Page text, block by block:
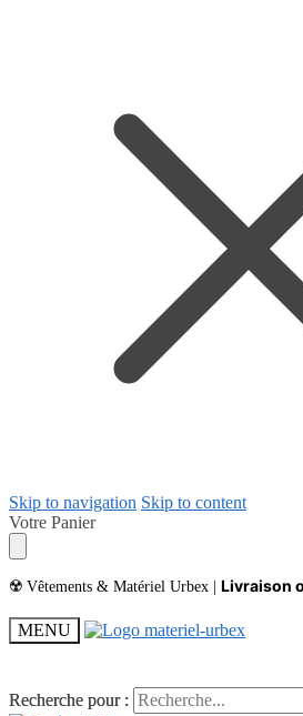
Skip to navigation Skip to content
Votre Panier
☢️ Vêtements & Matériel Urbex | Livraison
MENU
Recherche pour :
Recherche pour :